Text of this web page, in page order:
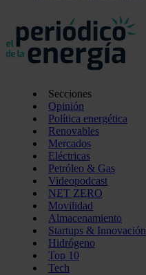
Secciones
Opinión
Política energética
Renovables
Mercados
Eléctricas
Petróleo & Gas
Videopodcast
NET ZERO
Movilidad
Almacenamiento
Startups & Innovación
Hidrógeno
Top 10
Tech